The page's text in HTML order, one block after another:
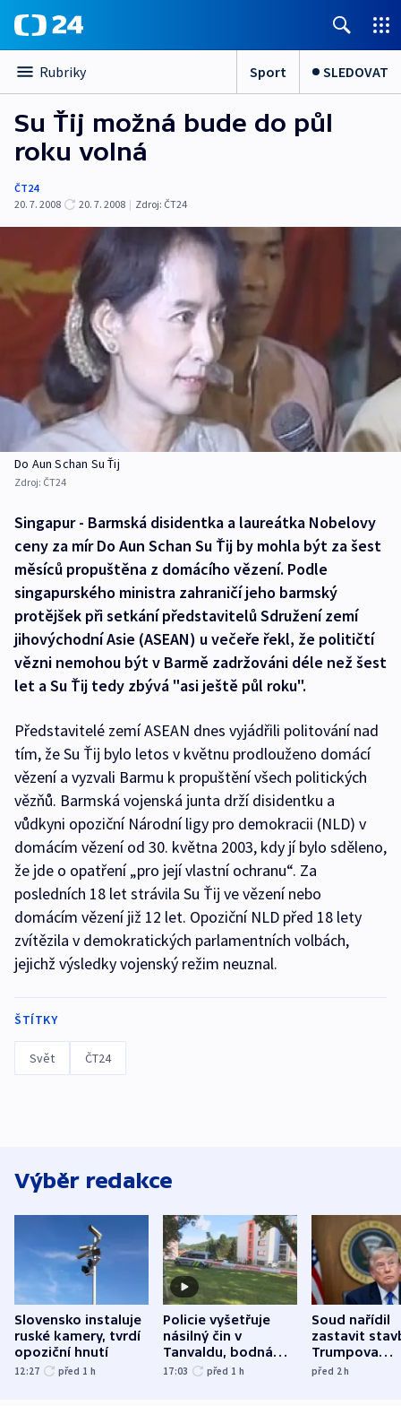
Rubriky Sport SLEDOVAT
Su Ťij možná bude do půl
roku volná
ČT24
20. 7. 2008
20. 7. 2008 | Zdroj: ČT24
Do Aun Schan Su Ťij
Zdroj: ČT24
Singapur - Barmská disidentka a laureátka Nobelovy
ceny za mír Do Aun Schan Su Ťij by mohla být za šest
měsíců propuštěna z domácího vězení. Podle
singapurského ministra zahraničí jeho barmský
protějšek při setkání představitelů Sdružení zemí
jihovýchodní Asie (ASEAN) u večeře řekl, že političtí
vězni nemohou být v Barmě zadržováni déle než šest
let a Su Ťij tedy zbývá "asi ještě půl roku".
Představitelé zemí ASEAN dnes vyjádřili politování nad
tím, že Su Ťij bylo letos v květnu prodlouženo domácí
vězení a vyzvali Barmu k propuštění všech politických
vězňů. Barmská vojenská junta drží disidentku a
vůdkyni opoziční Národní ligy pro demokracii (NLD) v
domácím vězení od 30. května 2003, kdy jí bylo sděleno,
že jde o opatření „pro její vlastní ochranu“. Za
posledních 18 let strávila Su Ťij ve vězení nebo
domácím vězení již 12 let. Opoziční NLD před 18 lety
zvítězila v demokratických parlamentních volbách,
jejichž výsledky vojenský režim neuznal.
ŠTÍTKY
Svět ČT24
Výběr redakce
Slovensko instaluje
ruské kamery, tvrdí
opoziční hnutí
12:27 před 1 h
Policie vyšetřuje
násilný čin v
Tanvaldu, bodná
zranění při něm
17:03 před 1 h
Soud nařídil
zastavit
Trumpova
tanečního
před 2h